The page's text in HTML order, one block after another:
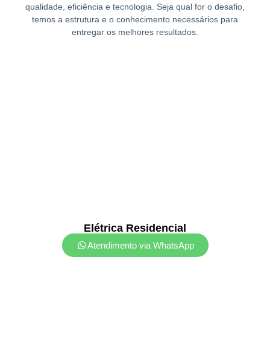
qualidade, eficiência e tecnologia. Seja qual for o desafio,
temos a estrutura e o conhecimento necessários para
entregar os melhores resultados.
Elétrica Residencial
Atendimento via WhatsApp